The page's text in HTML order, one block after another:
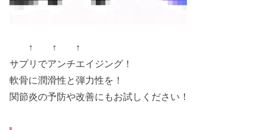
↑ ↑ ↑
サプリでアンチエイジング！
軟骨に潤滑性と弾力性を！
関節炎の予防や改善にもお試しください！